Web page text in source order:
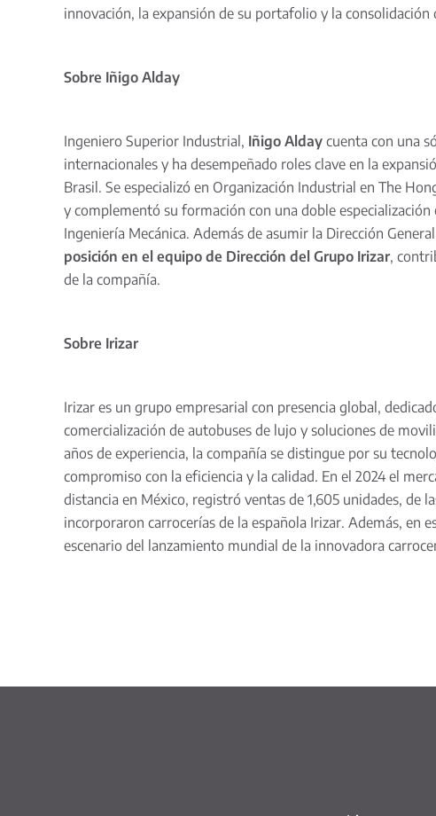
innovación, la expansión de su portafolio y la consolidación
Sobre Iñigo Alday
Ingeniero Superior Industrial, Iñigo Alday cuenta con una
internacionales y ha desempeñado roles clave en la
Brasil. Se especializó en Organización Industrial en The
y complementó su formación con una doble
Ingeniería Mecánica. Además de asumir la Dirección
posición en el equipo de Dirección del Grupo Irizar,
de la compañía.
Sobre Irizar
Irizar es un grupo empresarial con presencia global,
comercialización de autobuses de lujo y soluciones de
años de experiencia, la compañía se distingue por su
compromiso con la eficiencia y la calidad. En el 2024 el
distancia en México, registró ventas de 1,605 unidades, de
incorporaron carrocerías de la española Irizar. Además, en
escenario del lanzamiento mundial de la innovadora